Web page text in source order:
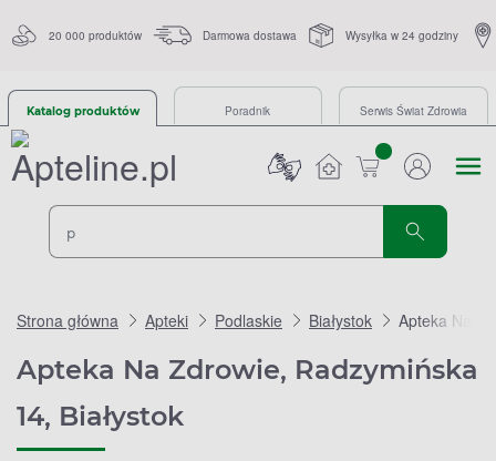
20 000 produktów Darmowa dostawa Wysyłka w 24 godziny
Katalog produktów Poradnik Serwis Świat Zdrowia
sztuk
Strona główna Apteki Podlaskie Białystok Apteka Na
Apteka Na Zdrowie, Radzymińska
14, Białystok